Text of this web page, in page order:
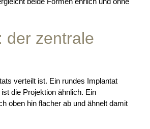
der zentrale
verteilt ist. Ein rundes Implantat
die Projektion ähnlich. Ein
oben hin flacher ab und ähnelt damit